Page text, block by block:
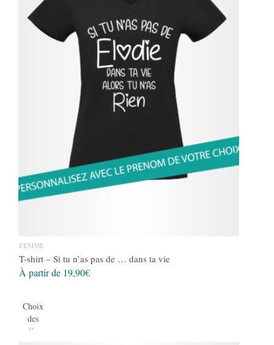
FEMME
T-shirt – Si tu n’as pas de … dans ta vie
À partir de 19,90€
Choix
des
options